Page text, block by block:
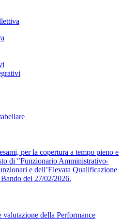
per la copertura a tempo pieno e
di "Funzionario Amministrativo-
e dell’Elevata Qualificazione
del 27/02/2026.
valutazione della Performance